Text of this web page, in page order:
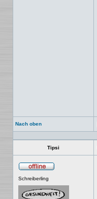
Nach oben
Tipsi
Schreiberling